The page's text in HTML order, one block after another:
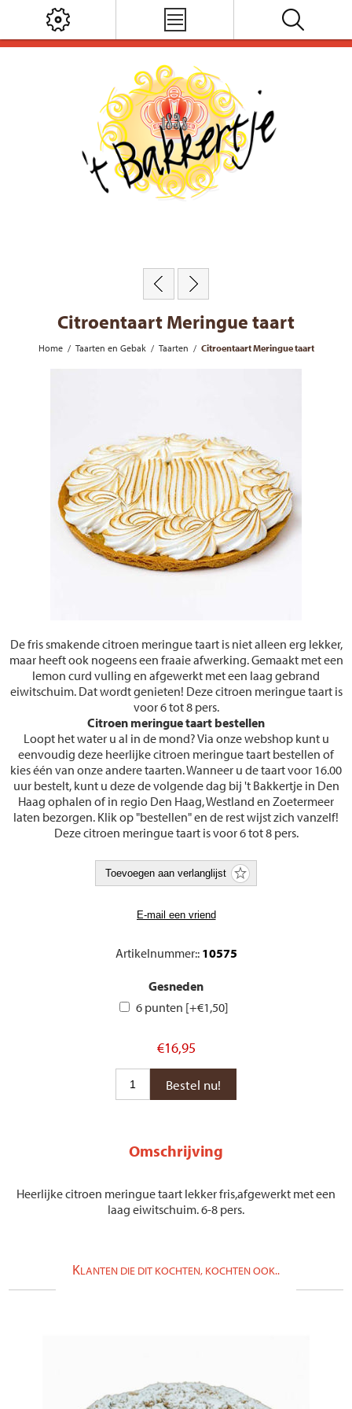
Citroentaart Meringue taart
Home / Taarten en Gebak / Taarten / Citroentaart Meringue taart
De fris smakende citroen meringue taart is niet alleen erg lekker,
maar heeft ook nogeens een fraaie afwerking. Gemaakt met een
lemon curd vulling en afgewerkt met een laag gebrand
eiwitschuim. Dat wordt genieten! Deze citroen meringue taart is
voor 6 tot 8 pers.
Citroen meringue taart bestellen
Loopt het water u al in de mond? Via onze webshop kunt u
eenvoudig deze heerlijke citroen meringue taart bestellen of
kies één van onze andere taarten. Wanneer u de taart voor 16.00
uur bestelt, kunt u deze de volgende dag bij 't Bakkertje in Den
Haag ophalen of in regio Den Haag, Westland en Zoetermeer
laten bezorgen. Klik op "bestellen" en de rest wijst zich vanzelf!
Deze citroen meringue taart is voor 6 tot 8 pers.
Artikelnummer:: 10575
Gesneden
6 punten [+€1,50]
€16,95
Omschrijving
Heerlijke citroen meringue taart lekker fris,afgewerkt met een
laag eiwitschuim. 6-8 pers.
KLANTEN DIE DIT KOCHTEN, KOCHTEN OOK..